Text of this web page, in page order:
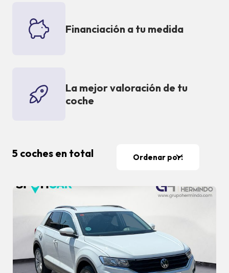
Financiación a tu medida
La mejor valoración de tu
coche
5 coches en total Ordenar por: